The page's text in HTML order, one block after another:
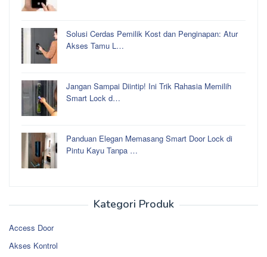
Solusi Cerdas Pemilik Kost dan Penginapan: Atur
Akses Tamu L…
Jangan Sampai Diintip! Ini Trik Rahasia Memilih
Smart Lock d…
Panduan Elegan Memasang Smart Door Lock di
Pintu Kayu Tanpa …
Kategori Produk
Access Door
Akses Kontrol